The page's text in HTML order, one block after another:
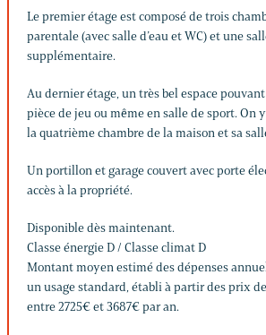
Le premier étage est composé de trois
parentale (avec salle d’eau et WC) et une
supplémentaire.
Au dernier étage, un très bel espace
pièce de jeu ou même en salle de sport. On
la quatrième chambre de la maison et sa
Un portillon et garage couvert avec porte
accès à la propriété.
Disponible dès maintenant.
Classe énergie D / Classe climat D
Montant moyen estimé des dépenses
un usage standard, établi à partir des prix de
entre 2725€ et 3687€ par an.